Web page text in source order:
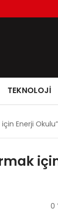
TEKNOLOJİ
için Enerji
0